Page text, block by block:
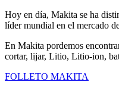
Hoy en día, Makita se ha
líder mundial en el mercado
En Makita pordemos
cortar, lijar, Litio, Litio-ion,
FOLLETO MAKITA